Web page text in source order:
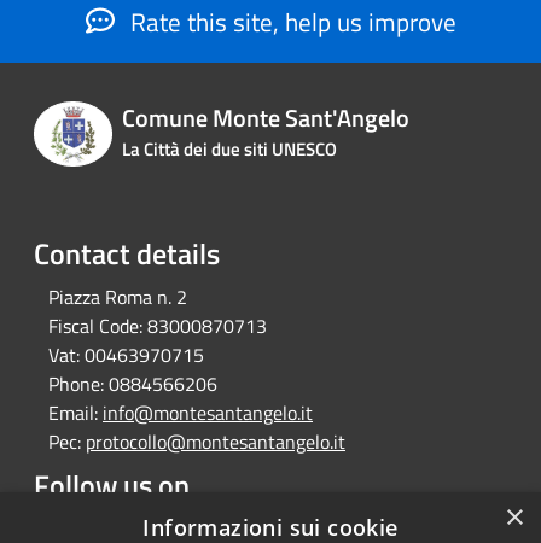
Rate this site, help us improve
Comune Monte Sant'Angelo
La Città dei due siti UNESCO
Contact details
Piazza Roma n. 2
Fiscal Code:83000870713
Vat:00463970715
Phone:0884566206
Email: info@montesantangelo.it
Pec: protocollo@montesantangelo.it
Follow us on
FacebookYoutubeInstagramTelegramWhatsapp ×
Informazioni sui cookie